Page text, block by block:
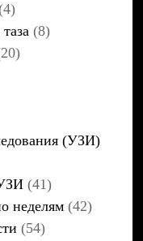
(8)
(УЗИ)
(41)
неделям (42)
(54)